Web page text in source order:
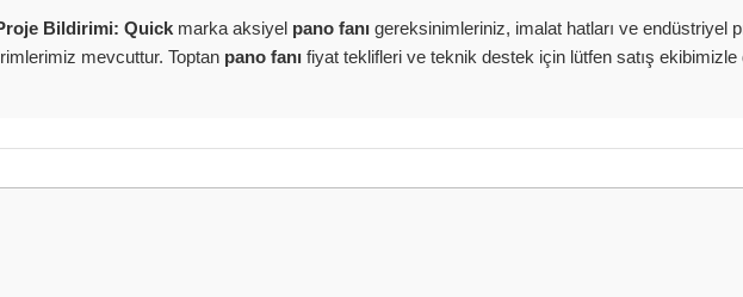
Bildirimi: Quick marka aksiyel pano fanı gereksinimleriniz, imalat hatları ve endüstriyel
mevcuttur. Toptan pano fanı fiyat teklifleri ve teknik destek için lütfen satış ekibimizle